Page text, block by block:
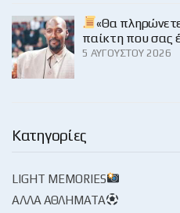
«Θα
παίκτη που σας
5 ΑΥΓΟΎΣΤΟΥ 2026
Κατηγορίες
LIGHT MEMORIES
ΆΛΛΑ ΑΘΛΉΜΑΤΑ